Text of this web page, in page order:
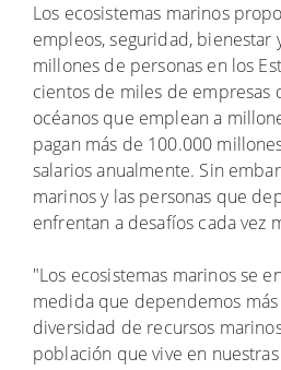
Los ecosistemas marinos
empleos, seguridad, bienestar
millones de personas en los
cientos de miles de empresas
océanos que emplean a
pagan más de 100.000
salarios anualmente. Sin
marinos y las personas que
enfrentan a desafíos cada vez
"Los ecosistemas marinos se
medida que dependemos
diversidad de recursos
población que vive en